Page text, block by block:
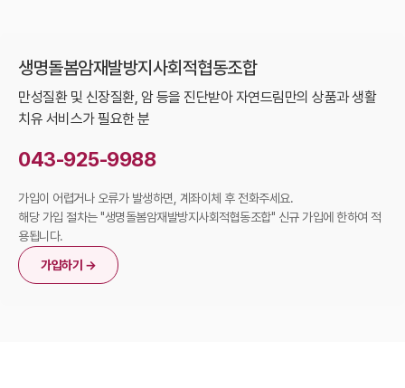
생명돌봄암재발방지사회적협동조합
만성질환 및 신장질환, 암 등을 진단받아 자연드림만의 상품과 생활
치유 서비스가 필요한 분
043-925-9988
가입이 어렵거나 오류가 발생하면, 계좌이체 후 전화주세요.
해당 가입 절차는 "생명돌봄암재발방지사회적협동조합" 신규 가입에 한하여 적
용됩니다.
가입하기 →